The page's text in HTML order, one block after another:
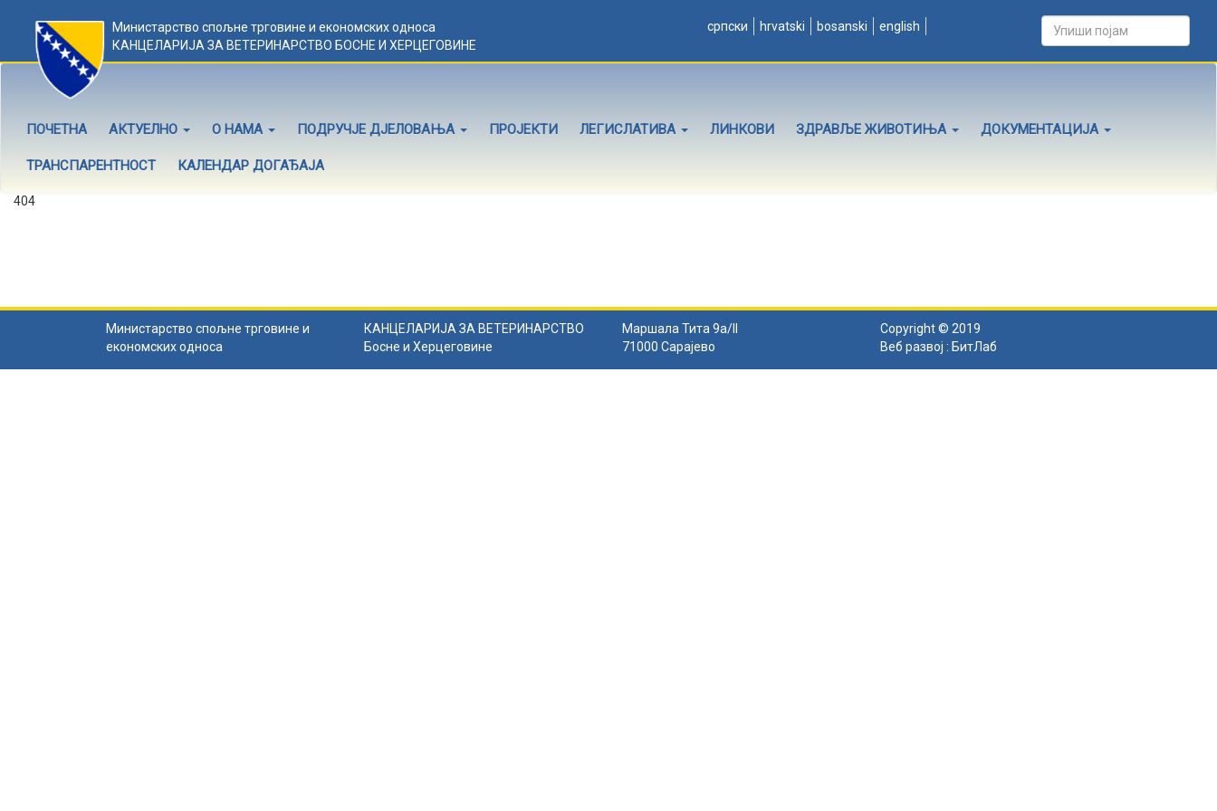
Министарство спољне трговине и економских односа
КАНЦЕЛАРИЈА ЗА ВЕТЕРИНАРСТВО БОСНЕ И ХЕРЦЕГОВИНЕ
српски hrvatski bosanski english
ПОЧЕТНА АКТУЕЛНО О НАМА ПОДРУЧЈЕ ДЈЕЛОВАЊА ПРОЈЕКТИ ЛЕГИСЛАТИВА ЛИНКОВИ ЗДРАВЉЕ ЖИВОТИЊА ДОКУМЕНТАЦИЈА
ТРАНСПАРЕНТНОСТ КАЛЕНДАР ДОГАЂАЈА
404
Министарство спољне трговине и
економских односа
КАНЦЕЛАРИЈА ЗА ВЕТЕРИНАРСТВО
Босне и Херцеговине
Маршала Тита 9а/II
71000 Сарајево
Copyright © 2019
Веб развој : БитЛаб